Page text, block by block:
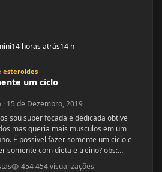
14 horas atrás14 h
esteroides
um ciclo
· 15 de Dezembro, 2019
sou super focada e dedicada obtive
mas queria mais musculos em um
É possivel fazer somente um ciclo e
com dieta e treino? obs:
tiver esse tópico, procurei mais não
454 visualizações